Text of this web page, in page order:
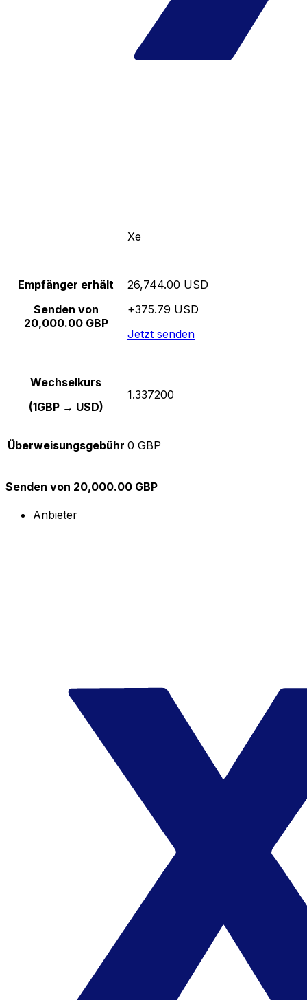
Xe
Empfänger erhält
Senden von
20,000.00 GBP
26,744.00 USD
+375.79 USD
Jetzt senden
Wechselkurs
(1GBP → USD)
1.337200
Überweisungsgebühr 0 GBP
Senden von 20,000.00 GBP
Anbieter